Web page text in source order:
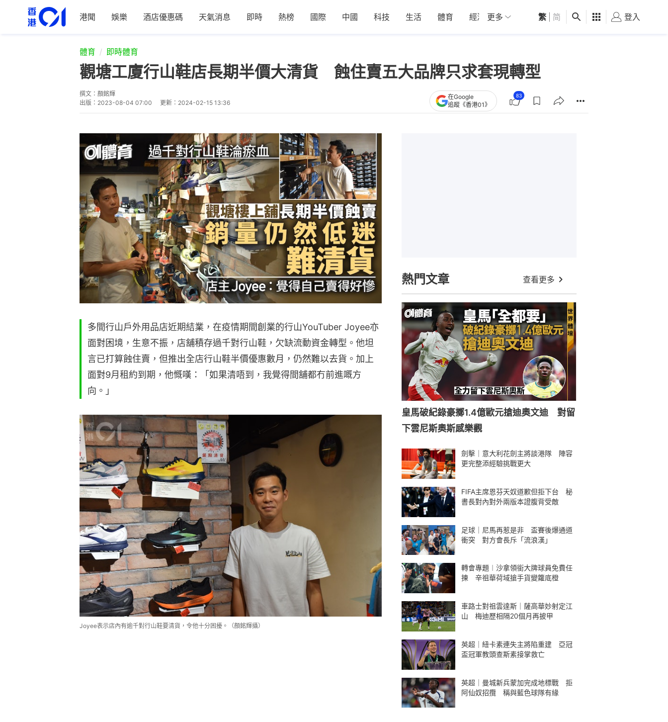
港聞 娛樂 酒店優惠碼 天氣消息 即時 熱榜 國際 中國 科技 生活 體育 經濟 01深圳 觀點 健康 好食玩飛
更多 繁 简 登入
體育 即時體育
觀塘工廈行山鞋店長期半價大清貨 蝕住賣五大品牌只求套現轉型
撰文： 顏銘輝
出版： 2023-08-04 07:00 更新： 2024-02-15 13:36
在Google
追蹤《香港01》
83
多間行山戶外用品店近期結業，在疫情期間創業的行山YouTuber Joyee亦
面對困境，生意不振，店舖積存過千對行山鞋，欠缺流動資金轉型。他坦
言已打算蝕住賣，但推出全店行山鞋半價優惠數月，仍然難以去貨。加上
面對9月租約到期，他慨嘆：「如果清唔到，我覺得間舖都冇前進嘅方
向。」
Joyee表示店內有逾千對行山鞋要清貨，令他十分困擾。（顏銘輝攝）
熱門文章 查看更多
皇馬破紀錄豪擲1.4億歐元搶迪奧文迪 對留
下雲尼斯奧斯感樂觀
劍擊｜意大利花劍主將談港隊 陣容
更完整添經驗挑戰更大
FIFA主席恩芬天奴道歉但拒下台 秘
書長對內對外兩版本證腹背受敵
足球｜尼馬再惹是非 盃賽後爆通道
衝突 對方會長斥「流浪漢」
轉會專題︱沙拿領銜大牌球員免費任
揀 辛祖華荷域搶手貨變籮底橙
車路士對祖雲達斯｜薩高華妙射定江
山 梅迪歷相隔20個月再披甲
英超｜紐卡素連失主將陷重建 亞冠
盃冠軍教頭查斯素接掌救亡
英超｜曼城新兵蒙加完成地標戰 拒
阿仙奴招攬 稱與藍色球隊有緣